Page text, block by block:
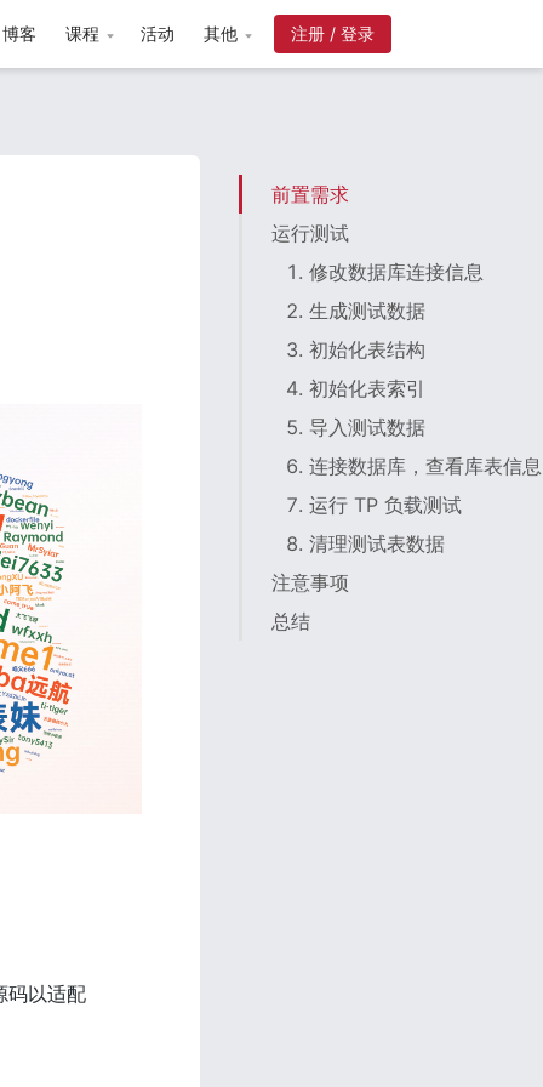
博客 课程 活动 其他 注册 / 登录
码以适配
前置需求
运行测试
1. 修改数据库连接信息
2. 生成测试数据
3. 初始化表结构
4. 初始化表索引
5. 导入测试数据
6. 连接数据库，查看库表信息
7. 运行 TP 负载测试
8. 清理测试表数据
注意事项
总结